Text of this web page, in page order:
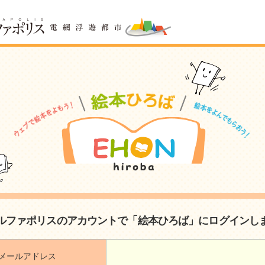
ファポリスのアカウントで「絵本ひろば」にログインし
ールアドレス